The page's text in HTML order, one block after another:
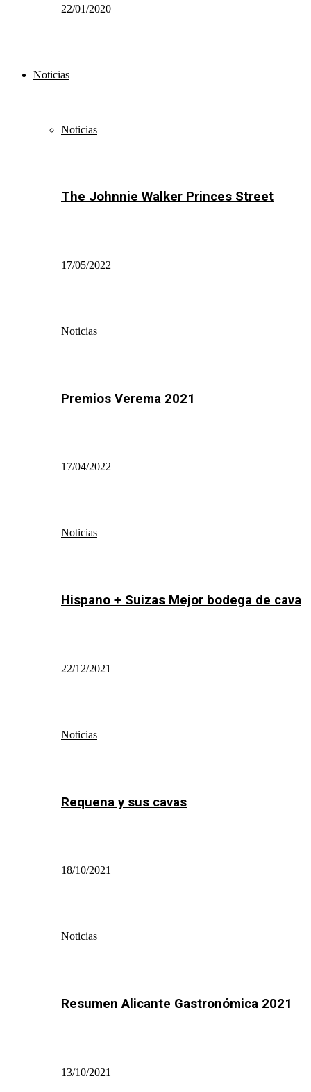
22/01/2020
Noticias
Noticias
The Johnnie Walker Princes Street
17/05/2022
Noticias
Premios Verema 2021
17/04/2022
Noticias
Hispano + Suizas Mejor bodega de cava
22/12/2021
Noticias
Requena y sus cavas
18/10/2021
Noticias
Resumen Alicante Gastronómica 2021
13/10/2021